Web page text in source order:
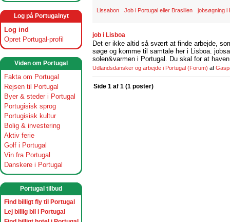
Log på Portugalnyt
Log ind
Opret Portugal-profil
Viden om Portugal
Fakta om Portugal
Rejsen til Portugal
Byer & steder i Portugal
Portugisisk sprog
Portugisisk kultur
Bolig & investering
Aktiv ferie
Golf i Portugal
Vin fra Portugal
Danskere i Portugal
Portugal tilbud
Find billigt fly til Portugal
Lej billig bil i Portugal
Lissabon Job i Portugal eller Brasilien jobsøgning i
job i Lisboa
Det er ikke altid så svært at finde arbejde,
søge og komme til samtale her i Lisboa.
solen&varmen i Portugal. Du skal for at
Udlandsdansker og arbejde i Portugal (Forum) af
Side 1 af 1 (1 poster)